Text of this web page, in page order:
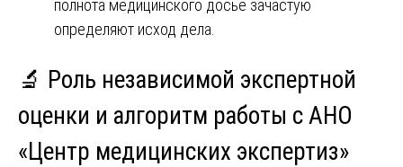
полнота медицинского досье зачастую
определяют исход дела.
🔬 Роль независимой экспертной
оценки и алгоритм работы с АНО
«Центр медицинских экспертиз»